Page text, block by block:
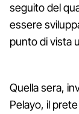
seguito del
essere
punto di vista
Quella sera,
Pelayo, il